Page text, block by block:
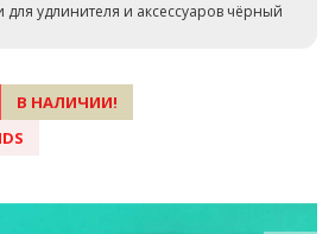
удлинителя и аксессуаров чёрный
В НАЛИЧИИ!